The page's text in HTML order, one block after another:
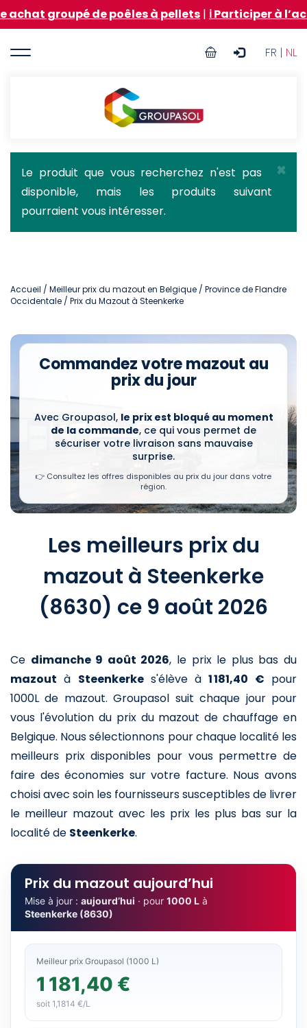
au
principal
de poêles à pellets|ℹ️ Participer à l’achat
FR | NL
User
Groupasol
×
Message
d'état
Le produit que vous recherchez n'est pas
disponible, mais les produits suivant
pourraient vous intéresser.
Accueil / Meilleur prix du mazout en Belgique / Province de Flandre
Occidentale / Prix du Mazout à Steenkerke
Commandez votre mazout au
prix du jour
Avec Groupasol, le prix est bloqué au moment
de la commande, ce qui vous permet de
sécuriser votre livraison sans mauvaise
surprise.
👉 Consultez les offres disponibles au prix du jour dans votre
région.
Les meilleurs prix du
mazout à Steenkerke
(8630) ce 9 août 2026
Ce dimanche 9 août 2026, le prix le plus bas du
mazout à Steenkerkes'élève à1 181,40 € pour
1000L de mazout. Groupasol suit chaque jour pour
vous l'évolution du prix du mazout de chauffage en
Belgique. Nous sélectionnons pour chaque localité les
meilleurs prix disponibles pour vous permettre de
faire des économies sur votre facture. Nous avons
choisi avec soin les fournisseurs susceptibles de livrer
le meilleur mazout avec les prix les plus bas sur la
localité de Steenkerke.
Prix du mazout aujourd’hui
Mise à jour : aujourd’hui · pour 1000 L à
Steenkerke (8630)
Meilleur prix Groupasol (1000 L)
1 181,40 €
soit 1,1814 €/L